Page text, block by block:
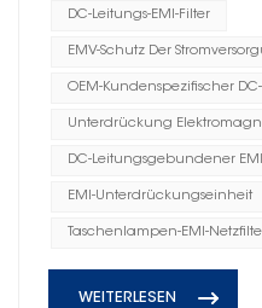
DC-Leitungs-EMI-Filter
EMV-Schutz Der
OEM-Kundenspezifischer DC-
Unterdrückung
DC-Leitungsgebundener
EMI-Unterdrückungseinheit
Taschenlampen-EMI-
WEITERLESEN